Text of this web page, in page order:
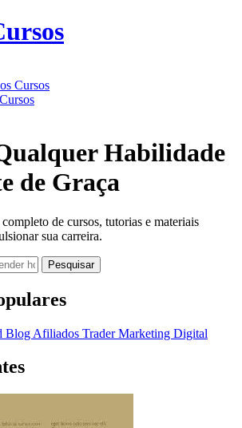
Cursos
Habilidade
de Graça
de cursos, tutorias e materiais
sua carreira.
Pesquisar
Blog Afiliados TraderMarketing Digital